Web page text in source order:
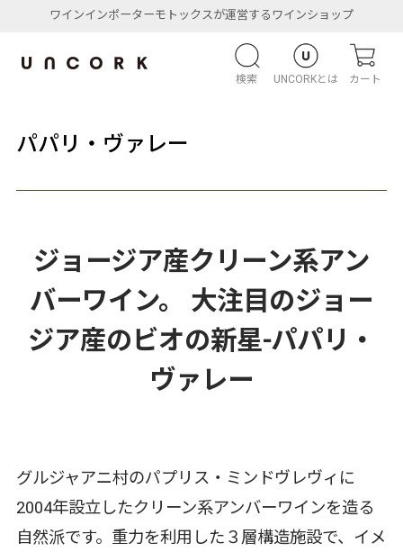
ワインインポーターモトックスが運営するワインショップ
検索 UNCORKとは カート
パパリ・ヴァレー
ジョージア産クリーン系アン
バーワイン。 大注目のジョー
ジア産のビオの新星-パパリ・
ヴァレー
グルジャアニ村のパプリス・ミンドヴレヴィに
2004年設立したクリーン系アンバーワインを造る
自然派です。重力を利用した３層構造施設で、イメ